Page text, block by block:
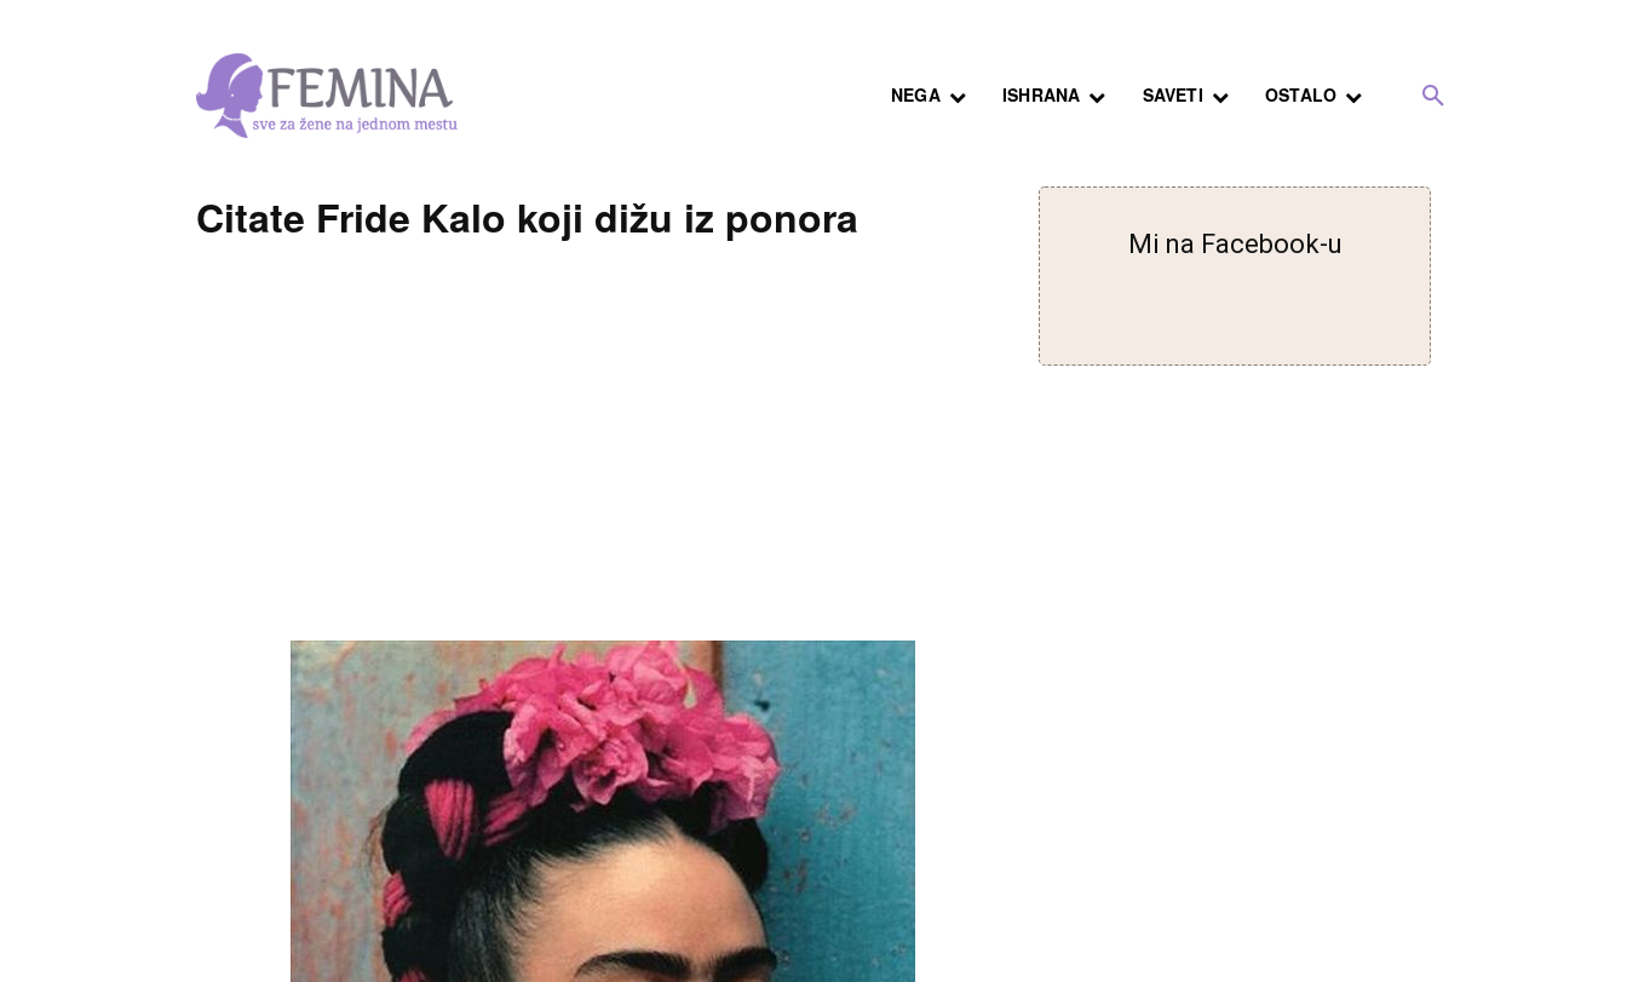
NEGA ISHRANA SAVETI OSTALO
Citate Fride Kalo koji dižu iz ponora Mi na Facebook-u